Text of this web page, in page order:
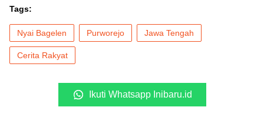
Tags:
Nyai Bagelen Purworejo Jawa Tengah
Cerita Rakyat
Ikuti Whatsapp Inibaru.id